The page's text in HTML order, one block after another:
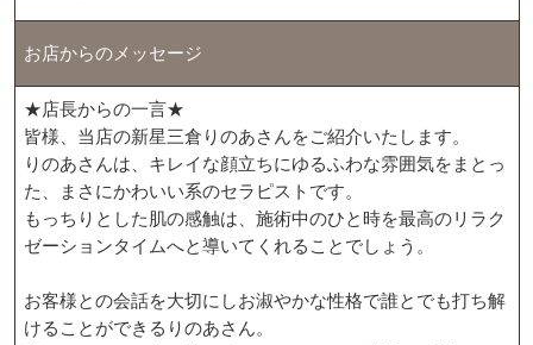
お店からのメッセージ
★店長からの一言★
皆様、当店の新星三倉りのあさんをご紹介いたします。
りのあさんは、キレイな顔立ちにゆるふわな雰囲気をまとっ
た、まさにかわいい系のセラピストです。
もっちりとした肌の感触は、施術中のひと時を最高のリラク
ゼーションタイムへと導いてくれることでしょう。
お客様との会話を大切にしお淑やかな性格で誰とでも打ち解
けることができるりのあさん。